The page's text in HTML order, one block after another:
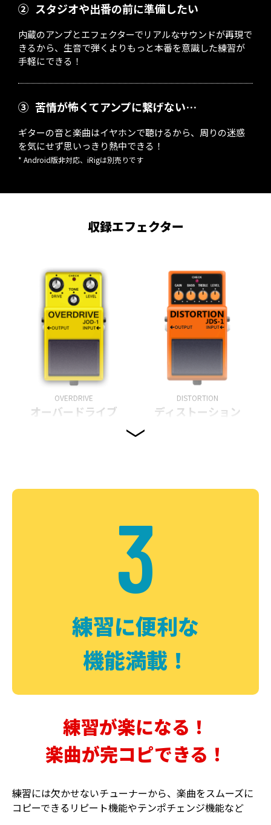
② スタジオや出番の前に準備したい
内蔵のアンプとエフェクターでリアルなサウンドが再現で
きるから、生音で弾くよりもっと本番を意識した練習が
手軽にできる！
③ 苦情が怖くてアンプに繋げない…
ギターの音と楽曲はイヤホンで聴けるから、周りの迷惑
を気にせず思いっきり熱中できる！
* Android版非対応、iRigは別売りです
収録エフェクター
OVERDRIVE
オーバードライブ
DISTORTION
ディストーション
DELAY PHASER
3
練習に便利な
機能満載！
練習が楽になる！
楽曲が完コピできる！
練習には欠かせないチューナーから、楽曲をスムーズに
コピーできるリピート機能やテンポチェンジ機能など